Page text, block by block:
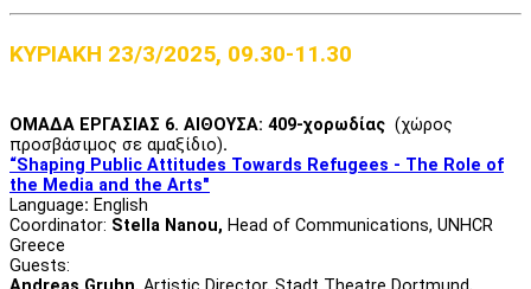
ΚΥΡΙΑΚΗ 23/3/2025, 09.30-11.30
ΟΜΑΔΑ ΕΡΓΑΣΙΑΣ 6. ΑΙΘΟΥΣΑ: 409-χορωδίας (χώρος
προσβάσιμος σε αμαξίδιο).
“Shaping Public Attitudes Towards Refugees - The Role of
the Media and the Arts"
Language: English
Coordinator: Stella Nanou, Head of Communications, UNHCR
Greece
Guests: